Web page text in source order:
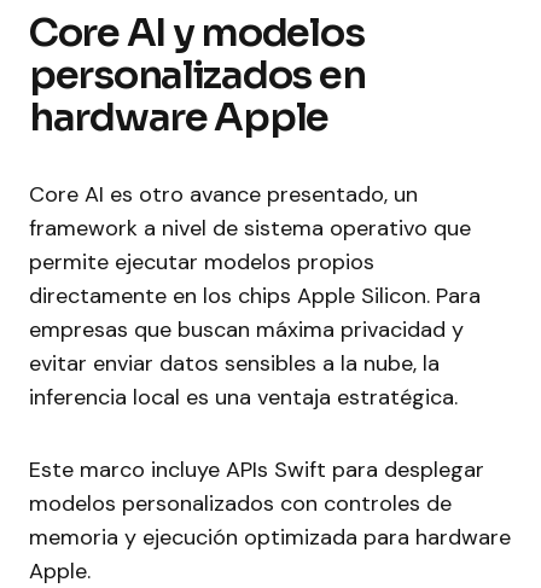
Core AI y modelos
personalizados en
hardware Apple
Core AI es otro avance presentado, un
framework a nivel de sistema operativo que
permite ejecutar modelos propios
directamente en los chips Apple Silicon. Para
empresas que buscan máxima privacidad y
evitar enviar datos sensibles a la nube, la
inferencia local es una ventaja estratégica.
Este marco incluye APIs Swift para desplegar
modelos personalizados con controles de
memoria y ejecución optimizada para hardware
Apple.